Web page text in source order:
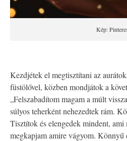
Kép:
Kezdjétek el megtisztítani az
füstölővel, közben mondjátok a
„Felszabadítom magam a múlt
súlyos teherként nehezedtek rám.
Tisztítok és elengedek mindent,
megkapjam amire vágyom. Könnyű